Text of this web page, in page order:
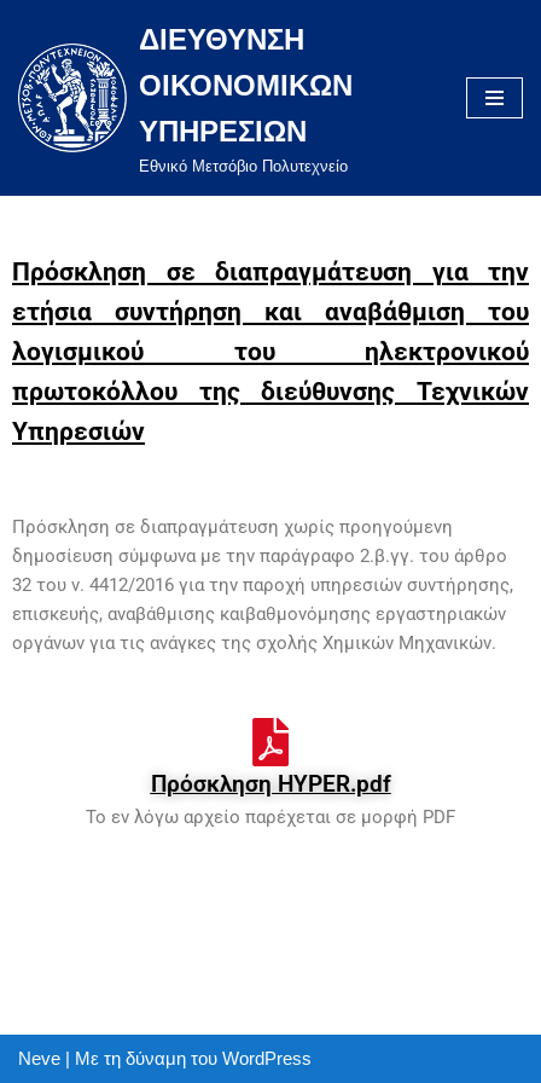
Μεταπηδήστε
στο
περιεχόμενο
ΔΙΕΥΘΥΝΣΗ
ΟΙΚΟΝΟΜΙΚΩΝ
ΥΠΗΡΕΣΙΩΝ
Eθνικό Μετσόβιο Πολυτεχνείο
Πρόσκληση σε διαπραγμάτευση για την
ετήσια συντήρηση και αναβάθμιση του
λογισμικού του ηλεκτρονικού
πρωτοκόλλου της διεύθυνσης Τεχνικών
Υπηρεσιών
Πρόσκληση σε διαπραγμάτευση χωρίς προηγούμενη
δημοσίευση σύμφωνα με την παράγραφο 2.β.γγ. του άρθρο
32 του ν. 4412/2016 για την παροχή υπηρεσιών συντήρησης,
επισκευής, αναβάθμισης καιβαθμονόμησης εργαστηριακών
οργάνων για τις ανάγκες της σχολής Χημικών Μηχανικών.
Πρόσκληση HYPER.pdf
Το εν λόγω αρχείο παρέχεται σε μορφή PDF
Neve | Με τη δύναμη του WordPress